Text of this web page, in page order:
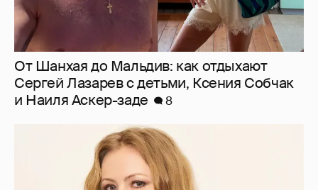
"Заявил себя простым монтировщиком,
дабы не платить алименты". Мария